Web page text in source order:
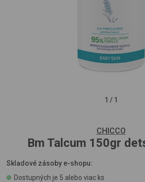
1 / 1
CHICCO
Bm Talcum 150gr
Skladové zásoby e-shopu:
Dostupných je 5 alebo viac ks